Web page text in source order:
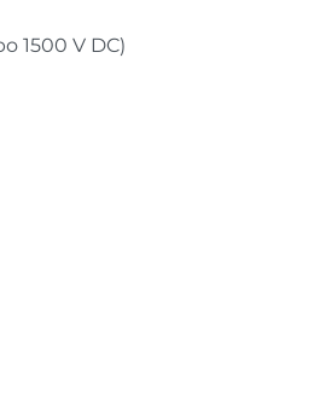
1500 V DC)